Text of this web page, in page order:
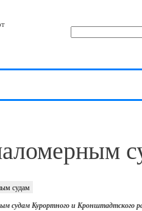
судам
судам Курортного и Кронштадтского